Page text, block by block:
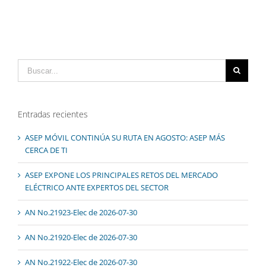
Entradas recientes
ASEP MÓVIL CONTINÚA SU RUTA EN AGOSTO: ASEP MÁS
CERCA DE TI
ASEP EXPONE LOS PRINCIPALES RETOS DEL MERCADO
ELÉCTRICO ANTE EXPERTOS DEL SECTOR
AN No.21923-Elec de 2026-07-30
AN No.21920-Elec de 2026-07-30
AN No.21922-Elec de 2026-07-30